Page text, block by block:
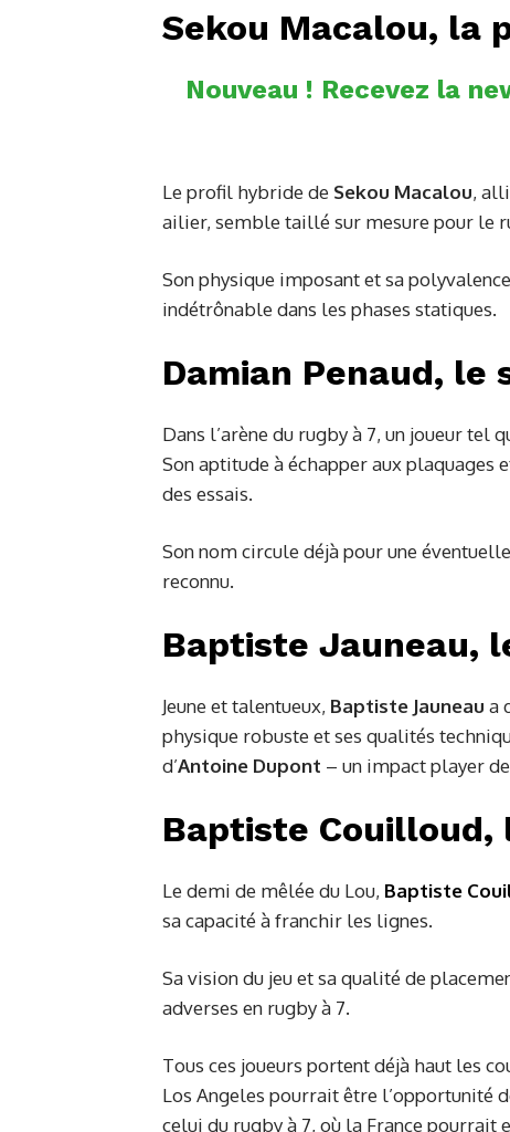
Sekou Macalou, la
Nouveau ! Recevez la
Le profil hybride de Sekou Macalou,
ailier, semble taillé sur mesure pour le
Son physique imposant et sa
indétrônable dans les phases statiques.
Damian Penaud, le
Dans l’arène du rugby à 7, un joueur tel
Son aptitude à échapper aux
des essais.
Son nom circule déjà pour une
reconnu.
Baptiste Jauneau,
Jeune et talentueux, Baptiste Jauneau a
physique robuste et ses qualités
d’Antoine Dupont – un impact player
Baptiste Couilloud,
Le demi de mêlée du Lou, Baptiste
sa capacité à franchir les lignes.
Sa vision du jeu et sa qualité de
adverses en rugby à 7.
Tous ces joueurs portent déjà haut les
Los Angeles pourrait être l’opportunité
celui du rugby à 7, où la France pourrait